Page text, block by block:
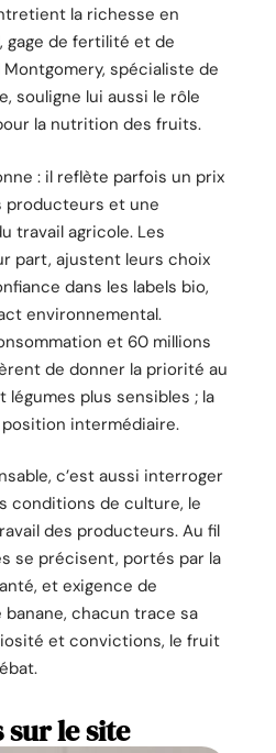
la richesse en
gage de fertilité et de
spécialiste de
souligne lui aussi le rôle
la nutrition des fruits.
: il reflète parfois un prix
producteurs et une
travail agricole. Les
part, ajustent leurs choix
dans les labels bio,
environnemental.
et 60 millions
de donner la priorité au
plus sensibles ; la
intermédiaire.
c’est aussi interroger
conditions de culture, le
des producteurs. Au fil
se précisent, portés par la
et exigence de
chacun trace sa
et convictions, le fruit
sur le site